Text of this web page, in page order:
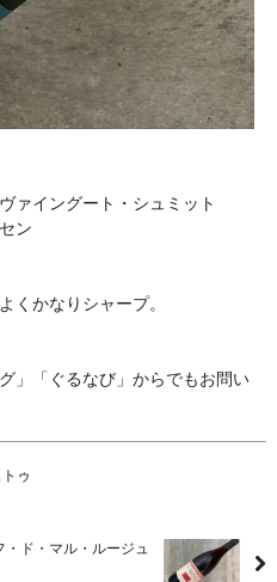
イングート・シュミット
ン
くかなりシャープ。
」「ぐるなび」からでもお問い
ゥ
ド・マル・ルージュ